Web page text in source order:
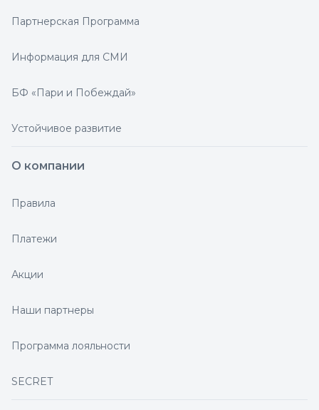
Партнерская Программа
Информация для СМИ
БФ «Пари и Побеждай»
Устойчивое развитие
О компании
Правила
Платежи
Акции
Наши партнеры
Программа лояльности
SECRET